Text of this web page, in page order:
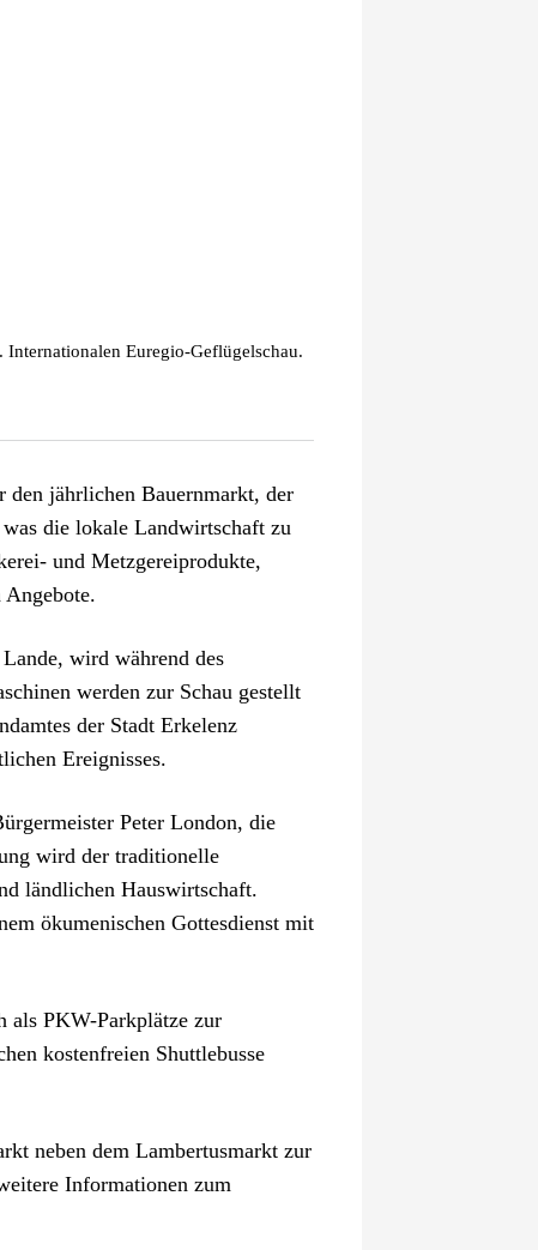
Euregio-Geflügelschau.
den jährlichen Bauernmarkt, der
die lokale Landwirtschaft zu
und Metzgereiprodukte,
wird während des
werden zur Schau gestellt
der Stadt Erkelenz
Ereignisses.
Peter London, die
wird der traditionelle
ländlichen Hauswirtschaft.
ökumenischen Gottesdienst mit
als PKW-Parkplätze zur
kostenfreien Shuttlebusse
neben dem Lambertusmarkt zur
Informationen zum